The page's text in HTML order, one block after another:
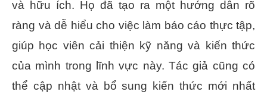
và hữu ích. Họ đã tạo ra một hướng dẫn rõ
ràng và dễ hiểu cho việc làm báo cáo thực tập,
giúp học viên cải thiện kỹ năng và kiến thức
của mình trong lĩnh vực này. Tác giả cũng có
thể cập nhật và bổ sung kiến thức mới nhất